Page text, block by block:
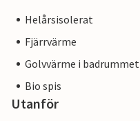
Helårsisolerat
Fjärrvärme
Golvvärme i badrummet
Bio spis
Utanför